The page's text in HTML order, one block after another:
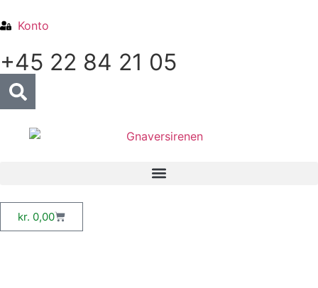
Konto
+45 22 84 21 05
kr. 0,00